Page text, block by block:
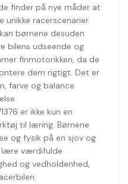
finder på nye måder at
unikke racerscenarier.
børnene desuden
bilens udseende og
finmotorikken, da de
dem rigtigt. Det er
farve og balance
er ikke kun en
til læring. Børnene
og fysik på en sjov og
lære værdifulde
og vedholdenhed,